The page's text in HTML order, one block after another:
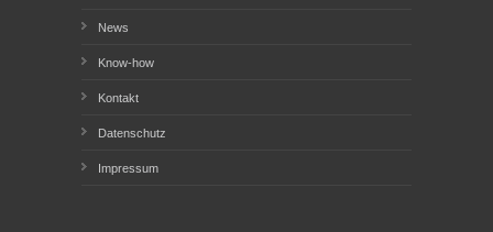
News
Know-how
Kontakt
Datenschutz
Impressum